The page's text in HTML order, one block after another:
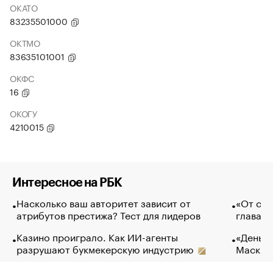
ОКАТО
83235501000
ОКТМО
83635101001
ОКФС
16
ОКОГУ
4210015
Интересное на РБК
Насколько ваш авторитет зависит от
атрибутов престижа? Тест для лидеров
Казино проиграло. Как ИИ-агенты
разрушают букмекерскую индустрию
«От
глава
Маск в